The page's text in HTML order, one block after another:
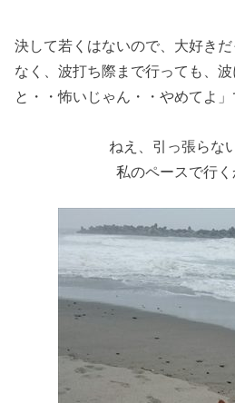
決して若くはないので、大好き
なく、波打ち際まで行っても、
と・・怖いじゃん・・やめてよ」
ねえ、引っ張らな
私のペースで行く